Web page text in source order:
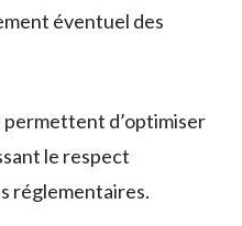
éventuel des
d’optimiser
le respect
réglementaires.